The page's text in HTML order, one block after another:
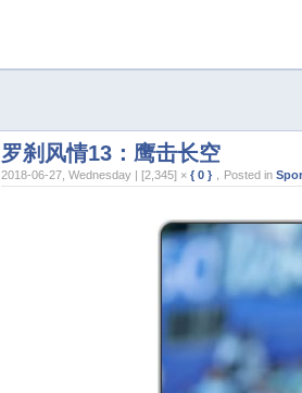
罗刹风情13：鹰击长空
2018-06-27, Wednesday | [2,345] × { 0 } ，Posted in